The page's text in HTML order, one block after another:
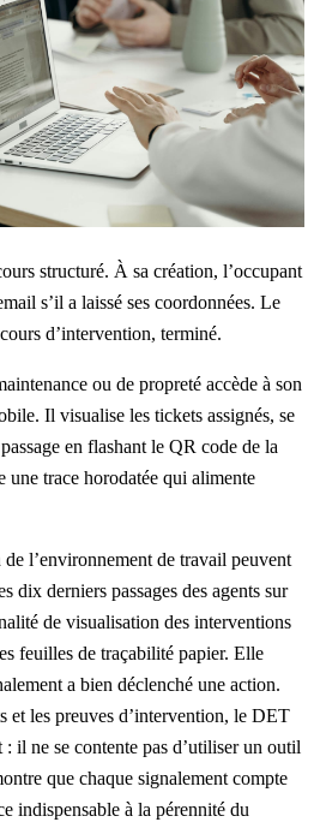
structuré. À sa création, l’occupant
s’il a laissé ses coordonnées. Le
d’intervention, terminé.
ou de propreté accède à son
Il visualise les tickets assignés, se
en flashant le QR code de la
une trace horodatée qui alimente
l’environnement de travail peuvent
dix derniers passages des agents sur
de visualisation des interventions
feuilles de traçabilité papier. Elle
a bien déclenché une action.
et les preuves d’intervention, le DET
il ne se contente pas d’utiliser un outil
que chaque signalement compte
indispensable à la pérennité du